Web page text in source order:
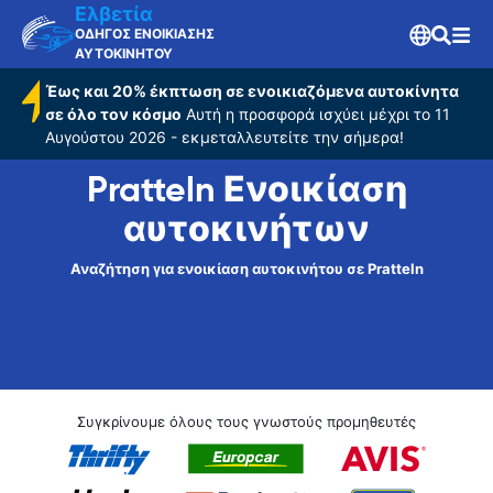
Ελβετία
ΟΔΗΓΟΣ ΕΝΟΙΚΙΑΣΗΣ
ΑΥΤΟΚΙΝΗΤΟΥ
Έως και 20% έκπτωση σε ενοικιαζόμενα αυτοκίνητα
σε όλο τον κόσμο Αυτή η προσφορά ισχύει μέχρι το 11
Αυγούστου 2026 - εκμεταλλευτείτε την σήμερα!
Pratteln Ενοικίαση
αυτοκινήτων
Αναζήτηση για ενοικίαση αυτοκινήτου σε Pratteln
Συγκρίνουμε όλους τους γνωστούς προμηθευτές